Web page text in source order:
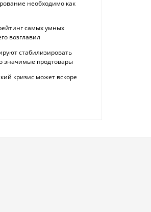
необходимо как
самых умных
возглавил
стабилизировать
значимые продтовары
кризис может вскоре